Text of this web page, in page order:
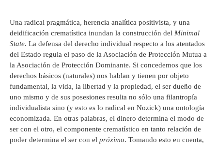
Una radical pragmática, herencia analítica positivista, y una
deidificación crematística inundan la construcción del Minimal
State. La defensa del derecho individual respecto a los atentados
del Estado regula el paso de la Asociación de Protección Mutua a
la Asociación de Protección Dominante. Si concedemos que los
derechos básicos (naturales) nos hablan y tienen por objeto
fundamental, la vida, la libertad y la propiedad, el ser dueño de
uno mismo y de sus posesiones resulta no sólo una filantropía
individualista sino (y esto es lo radical en Nozick) una ontología
economizada. En otras palabras, el dinero determina el modo de
ser con el otro, el componente crematístico en tanto relación de
poder determina el ser con el próximo. Tomando esto en cuenta,